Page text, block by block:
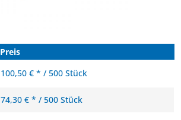
Preis
100,50 € * / 500 Stück
74,30 € * / 500 Stück